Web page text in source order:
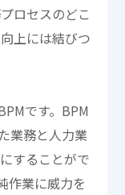
ロセスのどこ
上には結びつ
です。BPM
業務と人力業
することがで
作業に威力を